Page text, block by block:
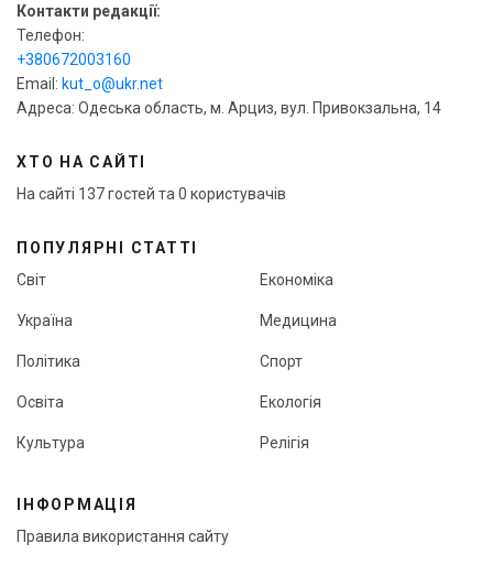
Контакти редакції:
Телефон:
+380672003160
Email: kut_o@ukr.net
Адреса: Одеська область, м. Арциз, вул. Привокзальна, 14
ХТО НА САЙТІ
На сайті 137 гостей та 0 користувачів
ПОПУЛЯРНІ СТАТТІ
Світ
Україна
Політика
Освіта
Культура
Економіка
Медицина
Спорт
Екологія
Релігія
ІНФОРМАЦІЯ
Правила використання сайту